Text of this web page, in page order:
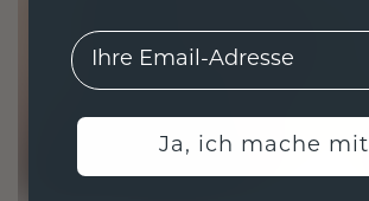
EMail
Ja, ich mache mit